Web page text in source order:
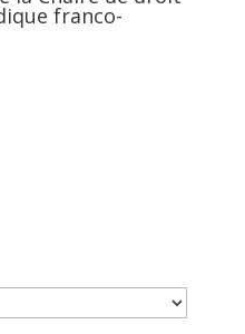
franco-